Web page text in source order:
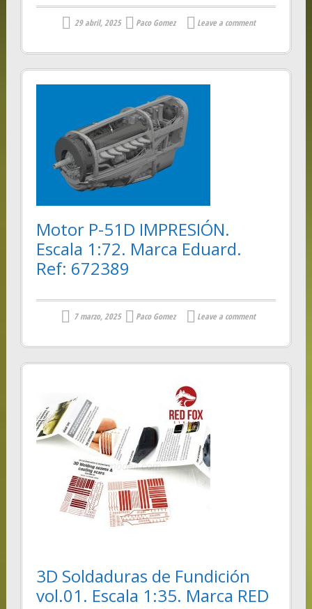
29 abril, 2025 Paco Gomez Leave a comment
Motor P-51D IMPRESIÓN.
Escala 1:72. Marca Eduard.
Ref: 672389
7 marzo, 2025 Paco Gomez Leave a comment
3D Soldaduras de Fundición
vol.01. Escala 1:35. Marca RED